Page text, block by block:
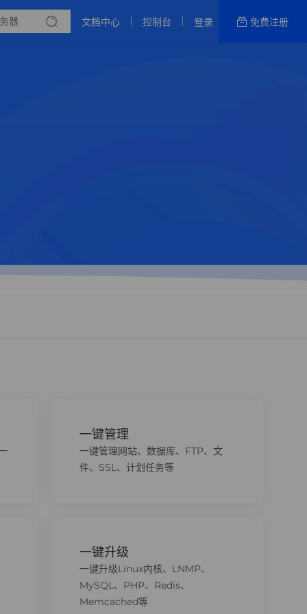
文档中心 控制台 登录 免费注册
一键管理
一键管理网站、数据库、FTP、文
件、SSL、计划任务等
一键升级
一键升级Linux内核、LNMP、
MySQL、PHP、Redis、
Memcached等